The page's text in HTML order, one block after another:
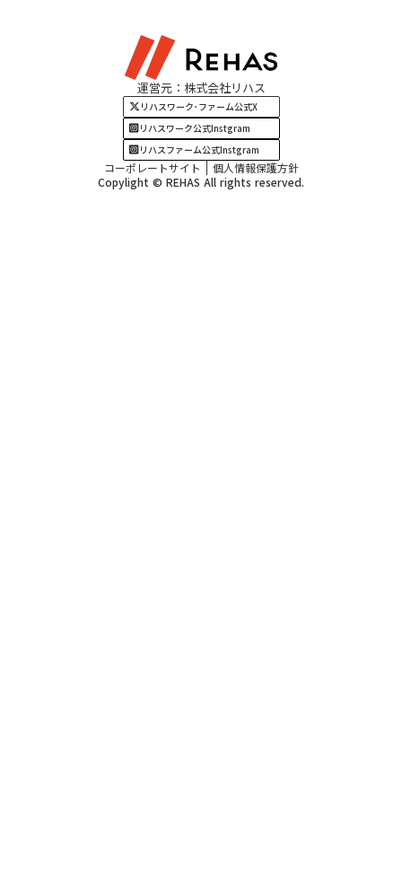
四国・九州エリア運営元：株式会社リハス
リハスワーク･ファーム公式X
リハスワーク公式Instgram
リハスファーム公式Instgram
コーポレートサイト
個人情報保護方針
Copylight © REHAS All rights reserved.